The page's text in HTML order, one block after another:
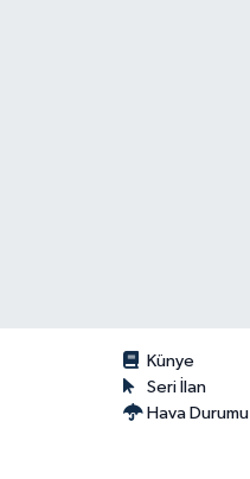
Künye
Seri İlan
Hava Durumu